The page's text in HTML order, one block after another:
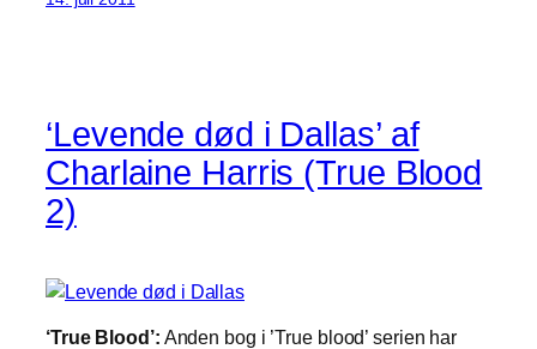
‘Levende død i Dallas’ af
Charlaine Harris (True Blood
2)
‘True Blood’: Anden bog i ’True blood’ serien har